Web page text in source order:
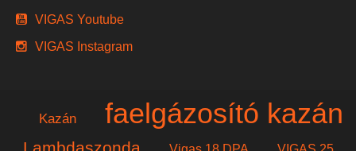
VIGAS Youtube
VIGAS Instagram
Kazán faelgázosító kazán